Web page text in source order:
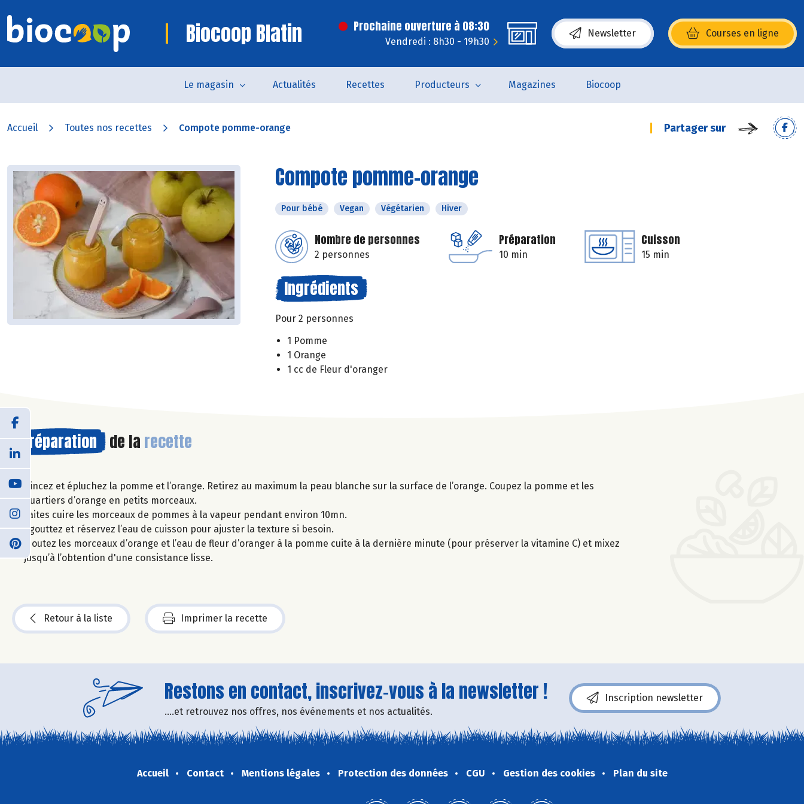
Biocoop Blatin Prochaine ouverture à 08:30
Vendredi : 8h30 - 19h30
Newsletter Courses en ligne
(s’ouvre dans une nouvelle fenêtre)
Le magasin Actualités Recettes Producteurs Magazines Biocoop
Accueil Toutes nos recettes Compote pomme-orange Partager sur
Compote pomme-orange
Pour bébé Vegan Végétarien Hiver
Nombre de personnes
2 personnes
Préparation
10 min
Cuisson
15 min
Ingrédients
Pour 2 personnes
1 Pomme
1 Orange
1 cc de Fleur d'oranger
Préparation de la recette
Rincez et épluchez la pomme et l’orange. Retirez au maximum la peau blanche sur la surface de l’orange. Coupez la pomme et les
quartiers d’orange en petits morceaux.
Faites cuire les morceaux de pommes à la vapeur pendant environ 10mn.
Egouttez et réservez l’eau de cuisson pour ajuster la texture si besoin.
Ajoutez les morceaux d’orange et l’eau de fleur d’oranger à la pomme cuite à la dernière minute (pour préserver la vitamine C) et mixez
jusqu’à l’obtention d'une consistance lisse.
Retour à la liste Imprimer la recette
Restons en contact, inscrivez-vous à la newsletter !
....et retrouvez nos offres, nos événements et nos actualités.
Inscription newsletter
Accueil Contact Mentions légales Protection des données CGU Gestion des cookies Plan du site